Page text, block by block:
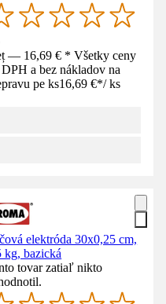
— 16,69 € * Všetky ceny
a bez nákladov na
pe ks16,69 €*/ ks
elektróda 30x0,25 cm,
kg, bazická
tovar zatiaľ nikto